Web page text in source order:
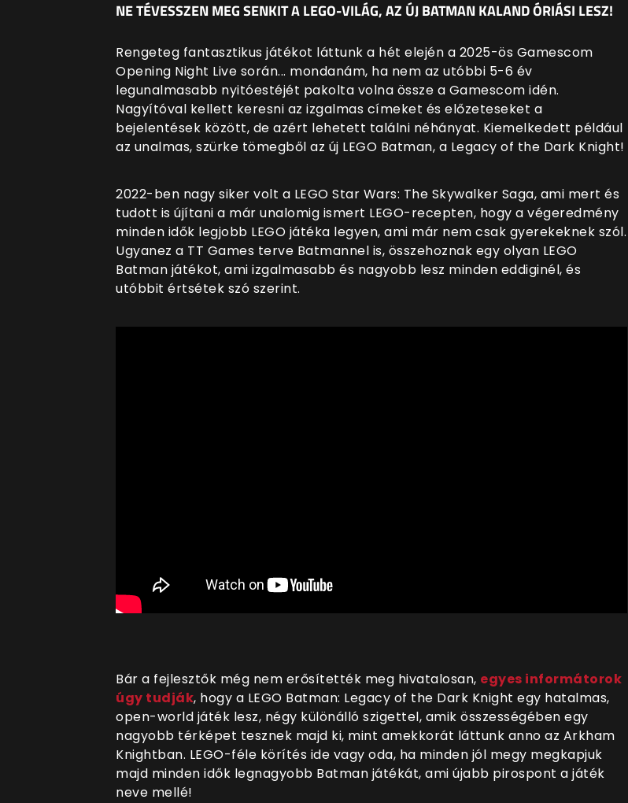
NE TÉVESSZEN MEG SENKIT A LEGO-VILÁG, AZ ÚJ BATMAN KALAND ÓRIÁSI LESZ!
Rengeteg fantasztikus játékot láttunk a hét elején a 2025-ös Gamescom
Opening Night Live során... mondanám, ha nem az utóbbi 5-6 év
legunalmasabb nyitóestéjét pakolta volna össze a Gamescom idén.
Nagyítóval kellett keresni az izgalmas címeket és előzeteseket a
bejelentések között, de azért lehetett találni néhányat. Kiemelkedett például
az unalmas, szürke tömegből az új LEGO Batman, a Legacy of the Dark Knight!
2022-ben nagy siker volt a LEGO Star Wars: The Skywalker Saga, ami mert és
tudott is újítani a már unalomig ismert LEGO-recepten, hogy a végeredmény
minden idők legjobb LEGO játéka legyen, ami már nem csak gyerekeknek szól.
Ugyanez a TT Games terve Batmannel is, összehoznak egy olyan LEGO
Batman játékot, ami izgalmasabb és nagyobb lesz minden eddiginél, és
utóbbit értsétek szó szerint.
Bár a fejlesztők még nem erősítették meg hivatalosan, egyes informátorok
úgy tudják, hogy a LEGO Batman: Legacy of the Dark Knight egy hatalmas,
open-world játék lesz, négy különálló szigettel, amik összességében egy
nagyobb térképet tesznek majd ki, mint amekkorát láttunk anno az Arkham
Knightban. LEGO-féle körítés ide vagy oda, ha minden jól megy megkapjuk
majd minden idők legnagyobb Batman játékát, ami újabb pirospont a játék
neve mellé!